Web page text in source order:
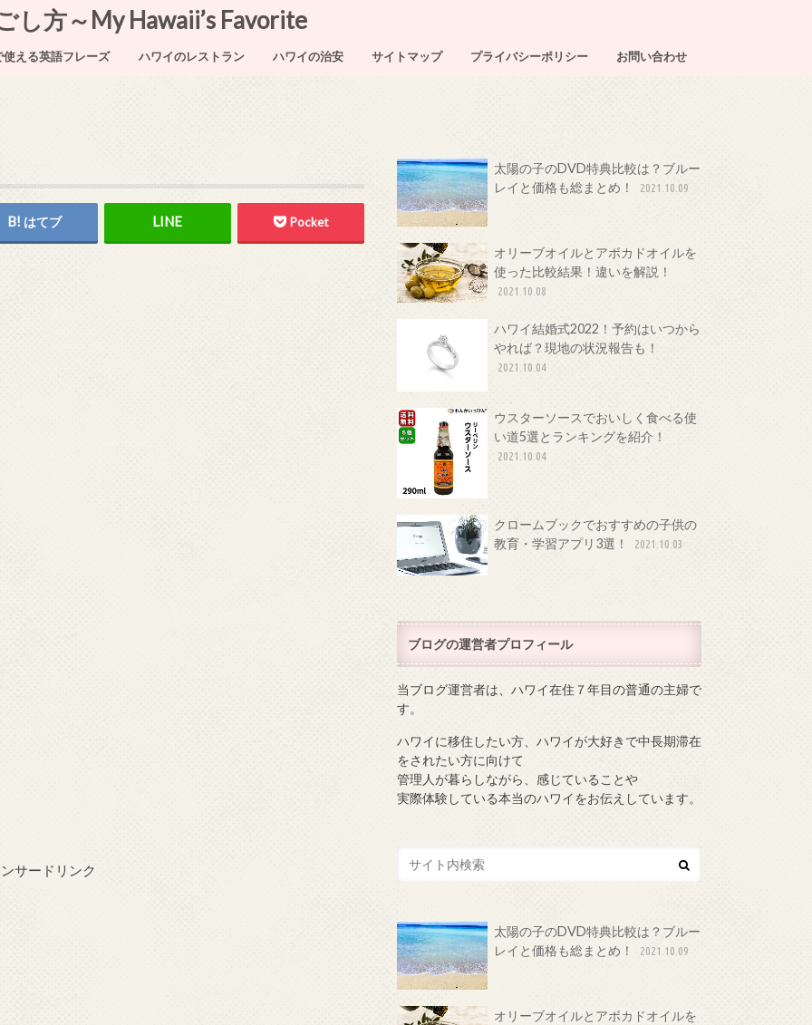
し方～My Hawaii’s Favorite
使える英語フレーズ ハワイのレストラン ハワイの治安 サイトマップ プライバシーポリシー お問い合わせ
はてブ Pocket
サードリンク
太陽の子のDVD特典比較は？ブルー
レイと価格も総まとめ！
2021.10.09
オリーブオイルとアボカドオイルを
使った比較結果！違いを解説！
2021.10.08
ハワイ結婚式2022！予約はいつから
やれば？現地の状況報告も！
2021.10.04
ウスターソースでおいしく食べる使
い道5選とランキングを紹介！
2021.10.04
クロームブックでおすすめの子供の
教育・学習アプリ3選！
2021.10.03
ブログの運営者プロフィール
当ブログ運営者は、ハワイ在住７年目の普通の主婦で
す。
ハワイに移住したい方、ハワイが大好きで中長期滞在
をされたい方に向けて
管理人が暮らしながら、感じていることや
実際体験している本当のハワイをお伝えしています。
太陽の子のDVD特典比較は？ブルー
レイと価格も総まとめ！
2021.10.09
オリーブオイルとアボカドオイルを